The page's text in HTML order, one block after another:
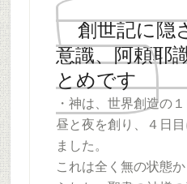
創世記に隠
意識、阿頼耶
とめです
・神は、世界創造の
昼と夜を創り、４日
ました。
これは全く無の状態